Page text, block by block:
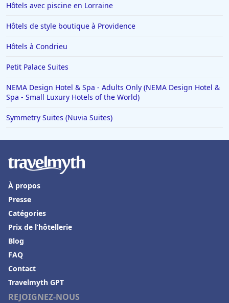
Hôtels à Napoli
Hôtels dans l'Oise
Hôtels à Yport
Hôtels à Hurghada
Hôtels à Labège
Hôtels à Meximieux
Hôtels à Evian-les-Bains
Hôtels à Villard-de-Lans
Hôtels à Lanzarote
Hôtels à Langeac
Hôtels à Draveil
Hôtels à Aix-en-Provence
Hôtels à Séoul
Hôtels à Font-Romeu
Hôtels avec piscine en Lorraine
Hôtels de style boutique à Providence
Hôtels à Condrieu
Petit Palace Suites
NEMA Design Hotel & Spa - Adults Only (NEMA Design Hotel &
Spa - Small Luxury Hotels of the World)
Symmetry Suites (Nuvia Suites)
REJOIGNEZ-NOUS
À propos
Presse
Catégories
Prix de l’hôtellerie
Blog
FAQ
Contact
Travelmyth GPT